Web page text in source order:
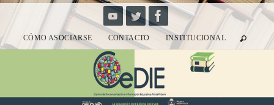
contenidoCÓMO ASOCIARSE CONTACTO INSTITUCIONAL